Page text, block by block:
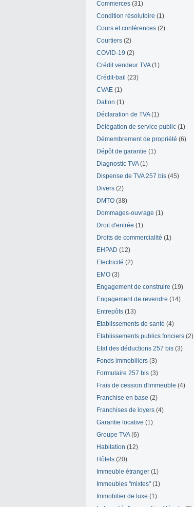
Commerces (31)
Condition résolutoire (1)
Cours et conférences (2)
Courtiers (2)
COVID-19 (2)
Crédit vendeur TVA(1)
Crédit-bail (23)
CVAE (1)
Dation (1)
Déclaration de TVA(1)
Délégation de service public (1)
Démembrement de propriété (6)
Dépôt de garantie (1)
Diagnostic TVA(1)
Dispense de TVA 257 bis (45)
Divers (2)
DMTO (38)
Dommages-ouvrage (1)
Droit d'entrée (1)
Droits de commercialité (1)
EHPAD (12)
Electricité (2)
EMO (3)
Engagement de construire (19)
Engagement de revendre (14)
Entrepôts (13)
Etablissements de santé (4)
Etablissements publics fonciers (2)
Etat des déductions 257 bis (3)
Fonds immobiliers (3)
Formulaire 257 bis (3)
Frais de cession d'immeuble (4)
Franchise en base (2)
Franchises de loyers (4)
Garantie locative (1)
Groupe TVA(6)
Habitation (12)
Hôtels (20)
Immeuble étranger (1)
Immeubles "mixtes" (1)
Immobilier de luxe (1)